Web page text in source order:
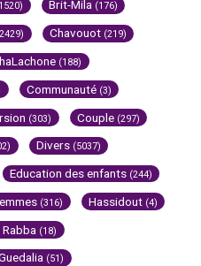
Brit-Mila (176)
Chavouot (219)
(188)
Communauté (3)
(303) Couple (297)
Divers (5037)
Education des enfants (244)
(316) Hassidout (4)
(18)
(51)